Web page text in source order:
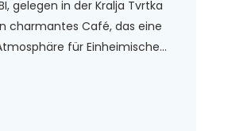
gelegen in der Kralja Tvrtka
charmantes Café, das eine
für Einheimische...